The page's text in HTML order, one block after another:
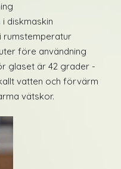
diskmaskin
rumstemperatur
före användning
glaset är 42 grader -
vatten och förvärm
vätskor.